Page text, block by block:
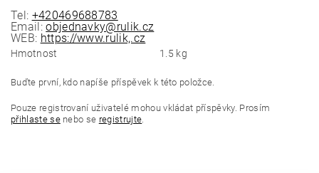
Tel: +420469688783
Email:objednavky@rulik.cz
WEB: https://www.rulik,.cz
Hmotnost 1.5 kg
Buďte první, kdo napíše příspěvek k této položce.
Pouze registrovaní uživatelé mohou vkládat příspěvky. Prosím
přihlaste senebo se registrujte.